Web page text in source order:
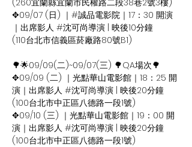
(260宜蘭縣宜蘭市民權路二段38巷2號3樓)
✥09/07 (日) ｜#誠品電影院｜17：30 開演
｜出席影人 #沈可尚導演 | 映後10分鐘
(110台北市信義區菸廠路80號B1)
🌳🌟09/09(二)~09/07(三) 🌳QA場次🌳
✥09/09 (二) ｜光點華山電影館｜18：25 開
演｜出席影人 #沈可尚導演 | 映後20分鐘
​(100台北市中正區八德路一段1號)
✥09/10 (三) ｜光點華山電影館｜19：00 開
演｜出席影人 #沈可尚導演 | 映後20分鐘
​(100台北市中正區八德路一段1號)